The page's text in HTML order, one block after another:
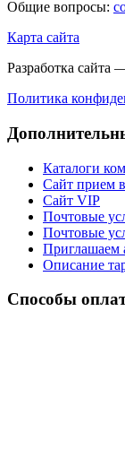
Общие вопросы:
Карта сайта
Разработка сайта
Политика
Каталоги
Сайт прием
Сайт VIP
Почтовые
Почтовые
Приглашаем
Описание
Способы